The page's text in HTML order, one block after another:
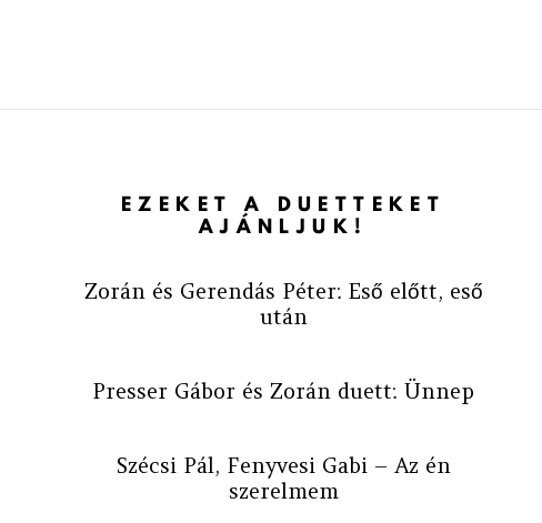
EZEKET A DUETTEKET
AJÁNLJUK!
Zorán és Gerendás Péter: Eső előtt, eső
után
Presser Gábor és Zorán duett: Ünnep
Szécsi Pál, Fenyvesi Gabi – Az én
szerelmem